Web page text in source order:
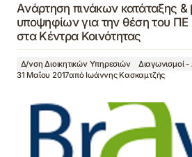
Aνάρτηση πινάκων κατάταξης &
υποψηφίων για την θέση του
στα Κέντρα Κοινότητας
Δ/νση Διοικητικών Υπηρεσιών Διαγωνισμοί -
31 Μαΐου 2017από Ιωάννης Κασκαμτζής